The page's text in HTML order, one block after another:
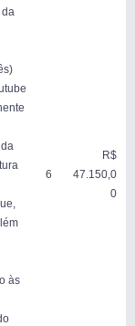
às
6
R$
47.150,0
0